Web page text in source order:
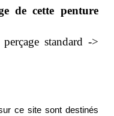
de cette penture
standard ->
ce site sont destinés